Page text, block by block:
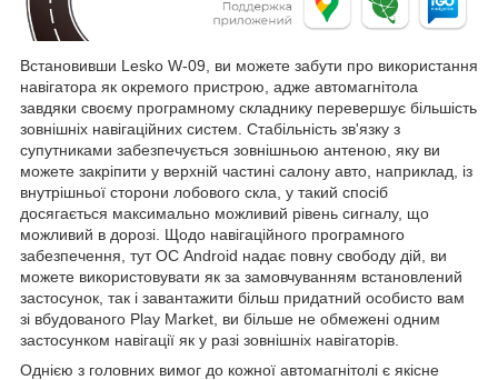
Встановивши Lesko W-09, ви можете забути про використання
навігатора як окремого пристрою, адже автомагнітола
завдяки своєму програмному складнику перевершує більшість
зовнішніх навігаційних систем. Стабільність зв'язку з
супутниками забезпечується зовнішньою антеною, яку ви
можете закріпити у верхній частині салону авто, наприклад, із
внутрішньої сторони лобового скла, у такий спосіб
досягається максимально можливий рівень сигналу, що
можливий в дорозі. Щодо навігаційного програмного
забезпечення, тут ОС Android надає повну свободу дій, ви
можете використовувати як за замовчуванням встановлений
застосунок, так і завантажити більш придатний особисто вам
зі вбудованого Play Market, ви більше не обмежені одним
застосунком навігації як у разі зовнішніх навігаторів.
Однією з головних вимог до кожної автомагнітолі є якісне